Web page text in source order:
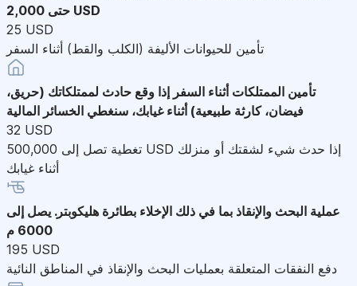
حتى 2,000 USD
25 USD
تأمين للحيوانات الأليفة (الكلب والقط) أثناء السفر
تأمين الممتلكات أثناء السفر إذا وقع حادث لممتلكاتك (حريق،
فيضان، كارثة طبيعية) أثناء غيابك، سنغطي الخسائر المالية
32 USD
تغطية تصل إلى 500,000 USD إذا حدث شيء لشقتك أو منزلك
أثناء غيابك
عملية البحث والإنقاذ بما في ذلك الإخلاء بطائرة هليكوبتر. يصل إلى
6000 م
195 USD
دفع النفقات المتعلقة بعمليات البحث والإنقاذ في المناطق النائية